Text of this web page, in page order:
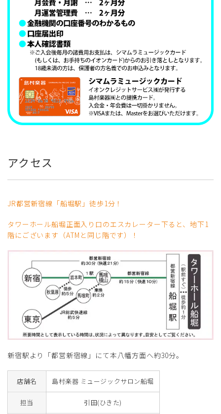
アクセス
JR都営新宿線「船堀駅」徒歩1分！
タワーホール船堀正面入り口のエスカレーター下ると、地下1
階にございます（ATMと同じ階です）！
新宿駅より「都営新宿線」にて本八幡方面へ約30分。
店舗名 島村楽器 ミュージックサロン船堀
担当 引田(ひきた)